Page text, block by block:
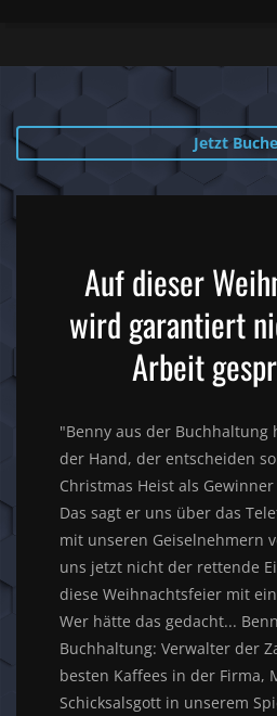
Jetzt
Auf dieser
wird garantiert
Arbeit
"Benny aus der Buchhaltung
der Hand, der entscheiden
Christmas Heist als
Das sagt er uns über das
mit unseren Geiselnehmern
uns jetzt nicht der rettende
diese Weihnachtsfeier mit
Wer hätte das gedacht...
Buchhaltung: Verwalter der
besten Kaffees in der Firma,
Schicksalsgott in unserem